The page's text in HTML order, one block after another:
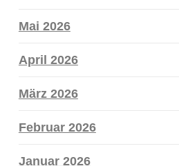
Mai 2026
April 2026
März 2026
Februar 2026
Januar 2026